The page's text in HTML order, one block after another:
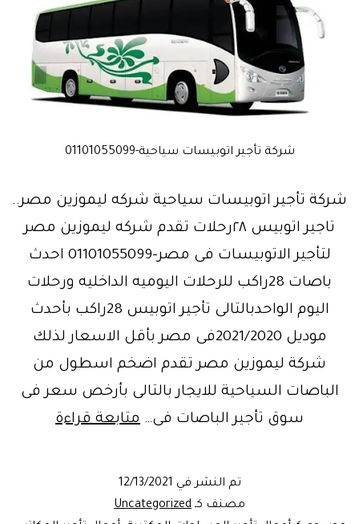
شركة تأجير اتوبيسات سياحية-01101055099
شركة تأجير اتوبيسات سياحية شركه ليموزين مصر..
تاجير اتوبيس ٢٨رحلات تقدم شركه ليموزين مصر
لتأجير الاتوبيسات فى مصر-01101055099 احدث
باصات 28راكب للرحلات اليوميه الداخليه ورحلات
اليوم الواحدبالتالى تأجير اتوبيس 28راكب بأحدث
موديل 2021/2020فى مصر بأقل الاسعار لذلك
شركة ليموزين مصر تقدم اضخم اسطول من
الباصات السياحية للايجار بالتالى بأرخص سعر فى
سوق تأجير الباصات فى… متابعة قراءة
تم النشر في 12/13/2021
مصنف كـ Uncategorized